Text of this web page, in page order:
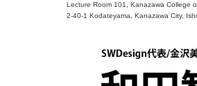
Lecture Room 101, Kanazawa College
2-40-1 Kodateyama, Kanazawa City,